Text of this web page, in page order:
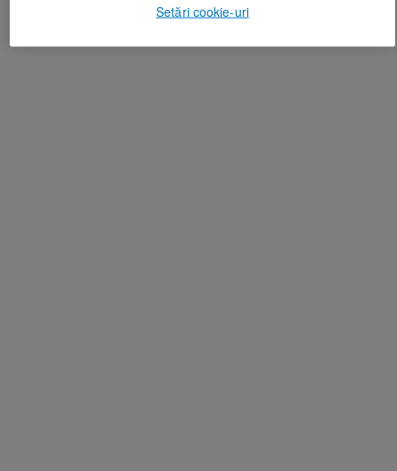
Setări cookie-uri